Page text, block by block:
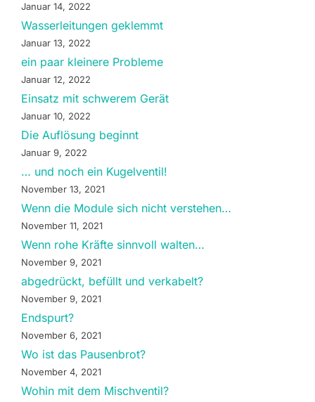
Januar 14, 2022
Wasserleitungen geklemmt
Januar 13, 2022
ein paar kleinere Probleme
Januar 12, 2022
Einsatz mit schwerem Gerät
Januar 10, 2022
Die Auflösung beginnt
Januar 9, 2022
… und noch ein Kugelventil!
November 13, 2021
Wenn die Module sich nicht verstehen…
November 11, 2021
Wenn rohe Kräfte sinnvoll walten…
November 9, 2021
abgedrückt, befüllt und verkabelt?
November 9, 2021
Endspurt?
November 6, 2021
Wo ist das Pausenbrot?
November 4, 2021
Wohin mit dem Mischventil?